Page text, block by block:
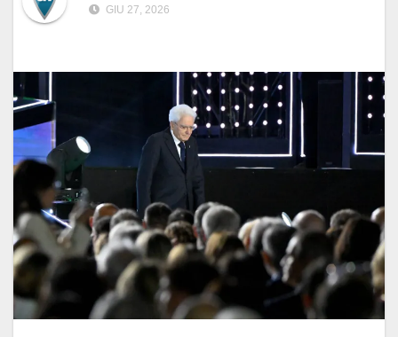
GIU 27, 2026